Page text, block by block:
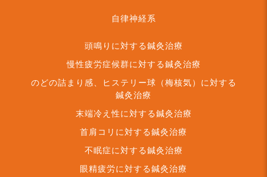
自律神経系
頭鳴りに対する鍼灸治療
慢性疲労症候群に対する鍼灸治療
のどの詰まり感、ヒステリー球（梅核気）に対する
鍼灸治療
末端冷え性に対する鍼灸治療
首肩コリに対する鍼灸治療
不眠症に対する鍼灸治療
眼精疲労に対する鍼灸治療